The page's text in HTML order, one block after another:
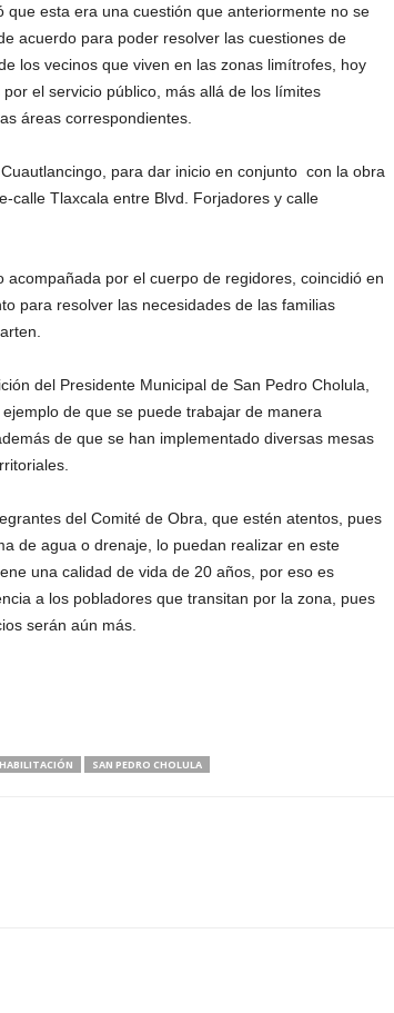
que esta era una cuestión que anteriormente no se
acuerdo para poder resolver las cuestiones de
los vecinos que viven en las zonas limítrofes, hoy
el servicio público, más allá de los límites
áreas correspondientes.
para dar inicio en conjunto con la obra
calle Tlaxcala entre Blvd. Forjadores y calle
por el cuerpo de regidores, coincidió en
para resolver las necesidades de las familias
del Presidente Municipal de San Pedro Cholula,
de que se puede trabajar de manera
de que se han implementado diversas mesas
del Comité de Obra, que estén atentos, pues
de agua o drenaje, lo puedan realizar en este
una calidad de vida de 20 años, por eso es
a los pobladores que transitan por la zona, pues
serán aún más.
SAN PEDRO CHOLULA